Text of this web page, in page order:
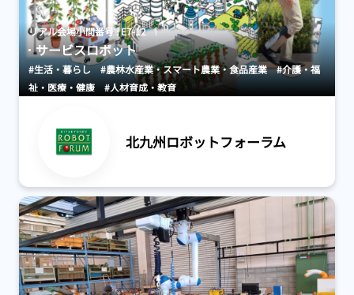
リアル会場小間番号 : E7-12
サービスロボット
#生活・暮らし #農林水産業・スマート農業・食品産業
#介護・福
祉・医療・健康
#人材育成・教育
北九州ロボットフォーラム